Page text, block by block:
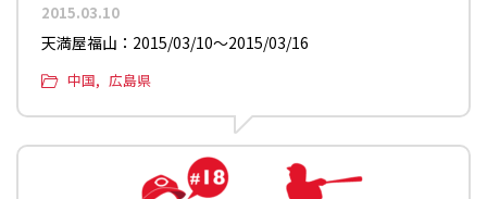
2015.03.10
天満屋福山：2015/03/10〜2015/03/16
中国 広島県